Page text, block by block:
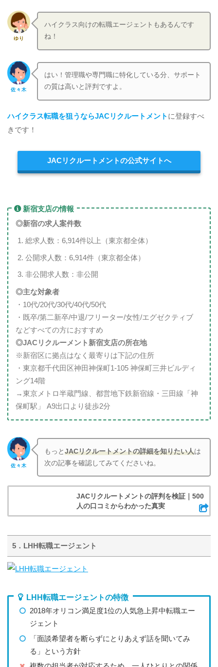
ゆり
ハイクラス向けの転職エージェントもあるんです
ね！
佐々木
はい！管理職や専門職に特化している分、サポート
の質は高いと評判ですよ。
ハイクラス転職を狙うならJACリクルートメント に登録すべ
きです！
JACリクルートメントの公式サイトへ
新宿支店の情報
◎新宿の求人案件数
総求人数：6,914件以上（東京都全体）
公開求人数：6,914件（東京都全体）
非公開求人数：非公開
◎主な対象者
・10代/20代/30代/40代/50代
・既卒/第二新卒/中退/フリーター/女性/エグゼクティブ
などすべての方におすすめ
◎JACリクルーメント新宿支店の所在地
※新宿区に拠点はなく最寄りは下記の住所
・東京都千代田区神田神保町1-105 神保町三井ビルディ
ング14階
→東京メトロ半蔵門線、都営地下鉄新宿線・三田線「神
保町駅」 A9出口より徒歩2分
佐々木
もっとJACリクルートメントの詳細を知りたい人は
次の記事を確認してみてくださいね。
JACリクルートメントの評判を検証｜500
人の口コミからわかった真実
5．LHH転職エージェント
LHH転職エージェントの特徴
2018年オリコン満足度1位の人気急上昇中転職エー
ジェント
「面談希望者を断らずにとりあえず話を聞いてみ
る」という方針